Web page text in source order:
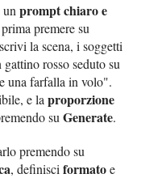
unprompt chiaro e
premere su
la scena, i soggetti
rosso seduto su
una farfalla in volo".
e laproporzione
suGenerate.
premendo su
, definisciformatoe